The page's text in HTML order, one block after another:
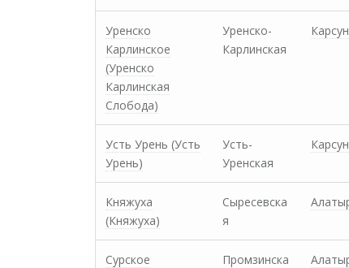
Уренско
Карлинское
(Уренско
Карлинская
Слобода)
Уренско-
Карлинская
Усть Урень (Усть
Урень)
Усть-
Уренская
Княжуха
(Княжуха)
Сыресевска
я
Сурское
Промзинска